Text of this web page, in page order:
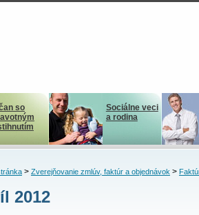
so
Sociálne veci
a rodina
> Zverejňovanie zmlúv, faktúr a objednávok>
2012